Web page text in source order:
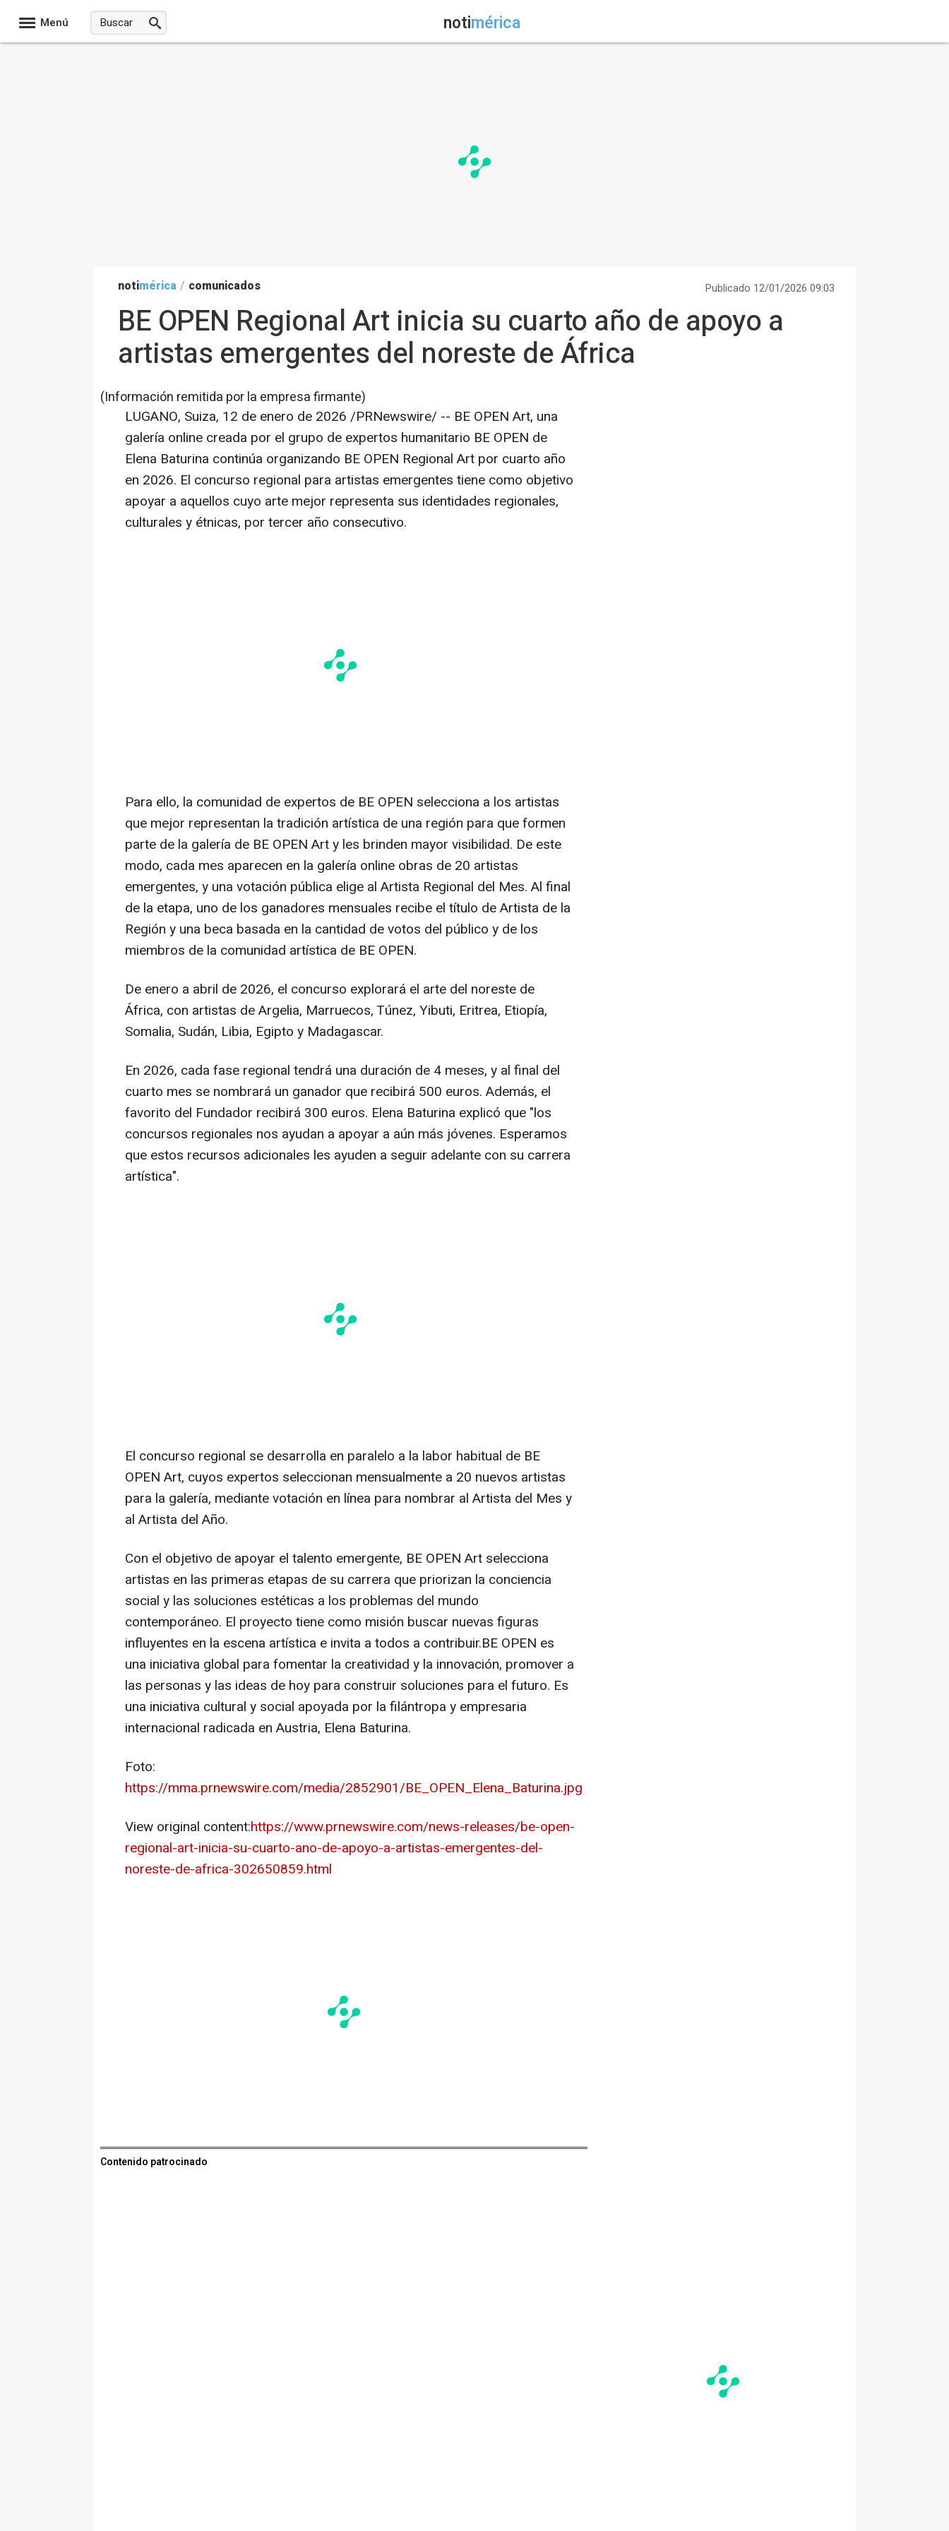
Menú notimérica
notimérica / comunicados Publicado 12/01/2026 09:03
BE OPEN Regional Art inicia su cuarto año de apoyo a
artistas emergentes del noreste de África
(Información remitida por la empresa firmante)
LUGANO, Suiza, 12 de enero de 2026 /PRNewswire/ -- BE OPEN Art, una
galería online creada por el grupo de expertos humanitario BE OPEN de
Elena Baturina continúa organizando BE OPEN Regional Art por cuarto año
en 2026. El concurso regional para artistas emergentes tiene como objetivo
apoyar a aquellos cuyo arte mejor representa sus identidades regionales,
culturales y étnicas, por tercer año consecutivo.
Para ello, la comunidad de expertos de BE OPEN selecciona a los artistas
que mejor representan la tradición artística de una región para que formen
parte de la galería de BE OPEN Art y les brinden mayor visibilidad. De este
modo, cada mes aparecen en la galería online obras de 20 artistas
emergentes, y una votación pública elige al Artista Regional del Mes. Al final
de la etapa, uno de los ganadores mensuales recibe el título de Artista de la
Región y una beca basada en la cantidad de votos del público y de los
miembros de la comunidad artística de BE OPEN.
De enero a abril de 2026, el concurso explorará el arte del noreste de
África, con artistas de Argelia, Marruecos, Túnez, Yibuti, Eritrea, Etiopía,
Somalia, Sudán, Libia, Egipto y Madagascar.
En 2026, cada fase regional tendrá una duración de 4 meses, y al final del
cuarto mes se nombrará un ganador que recibirá 500 euros. Además, el
favorito del Fundador recibirá 300 euros. Elena Baturina explicó que "los
concursos regionales nos ayudan a apoyar a aún más jóvenes. Esperamos
que estos recursos adicionales les ayuden a seguir adelante con su carrera
artística".
El concurso regional se desarrolla en paralelo a la labor habitual de BE
OPEN Art, cuyos expertos seleccionan mensualmente a 20 nuevos artistas
para la galería, mediante votación en línea para nombrar al Artista del Mes y
al Artista del Año.
Con el objetivo de apoyar el talento emergente, BE OPEN Art selecciona
artistas en las primeras etapas de su carrera que priorizan la conciencia
social y las soluciones estéticas a los problemas del mundo
contemporáneo. El proyecto tiene como misión buscar nuevas figuras
influyentes en la escena artística e invita a todos a contribuir.BE OPEN es
una iniciativa global para fomentar la creatividad y la innovación, promover a
las personas y las ideas de hoy para construir soluciones para el futuro. Es
una iniciativa cultural y social apoyada por la filántropa y empresaria
internacional radicada en Austria, Elena Baturina.
Foto:
https://mma.prnewswire.com/media/2852901/BE_OPEN_Elena_Baturina.jpg
View original content:https://www.prnewswire.com/news-releases/be-open-
regional-art-inicia-su-cuarto-ano-de-apoyo-a-artistas-emergentes-del-
noreste-de-africa-302650859.html
Contenido patrocinado